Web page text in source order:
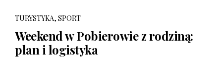
TURYSTYKA, SPORT
Weekend w Pobierowie z rodziną:
plan i logistyka